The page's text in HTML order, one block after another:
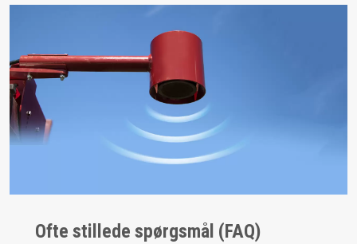
Ofte stillede spørgsmål (FAQ)